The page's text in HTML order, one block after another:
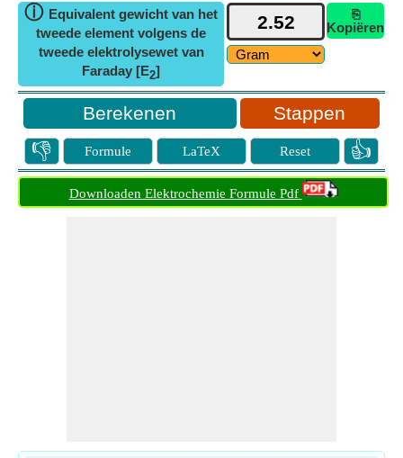
ⓘ Equivalent gewicht van het
tweede element volgens de
tweede elektrolysewet van
Faraday [E2]
⎘
Kopiëren
Stappen
👎 Formule LaTeX Reset 👍
Downloaden Elektrochemie Formule Pdf